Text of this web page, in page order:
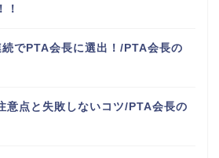
！
でPTA会長に選出！/PTA会長の
意点と失敗しないコツ/PTA会長の